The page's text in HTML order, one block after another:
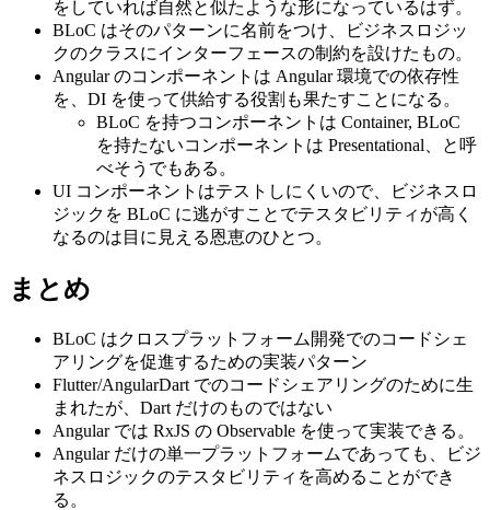
をしていれば自然と似たような形になっているはず。
BLoC はそのパターンに名前をつけ、ビジネスロジッ
クのクラスにインターフェースの制約を設けたもの。
Angular のコンポーネントは Angular 環境での依存性
を、DI を使って供給する役割も果たすことになる。
BLoC を持つコンポーネントは Container, BLoC
を持たないコンポーネントは Presentational、と呼
べそうでもある。
UI コンポーネントはテストしにくいので、ビジネスロ
ジックを BLoC に逃がすことでテスタビリティが高く
なるのは目に見える恩恵のひとつ。
まとめ
BLoC はクロスプラットフォーム開発でのコードシェ
アリングを促進するための実装パターン
Flutter/AngularDart でのコードシェアリングのために生
まれたが、Dart だけのものではない
Angular では RxJS の Observable を使って実装できる。
Angular だけの単一プラットフォームであっても、ビジ
ネスロジックのテスタビリティを高めることができ
る。